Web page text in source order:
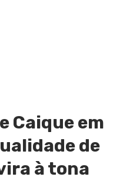
Caique em
de
à tona